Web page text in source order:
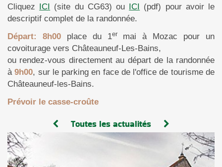
Cliquez ICI (site du CG63) ou ICI (pdf) pour avoir le
descriptif complet de la randonnée.
Départ: 8h00 place du 1ermai à Mozac pour un
covoiturage vers Châteauneuf-Les-Bains,
ou rendez-vous directement au départ de la randonnée
à9h00, sur le parking en face de l'office de tourisme de
Châteauneuf-les-Bains.
Prévoir le casse-croûte
Toutes les actualités